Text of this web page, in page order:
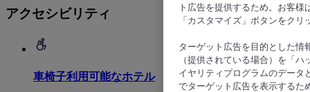
アクセシビリティ
車椅子利用可能なホテル
ト広告を提供するため。お客
「カスタマイズ」ボタンをク
ターゲット広告を目的とした情
（提供されている場合）を「
イヤリティプログラムのデータ
でターゲット広告を表示するた